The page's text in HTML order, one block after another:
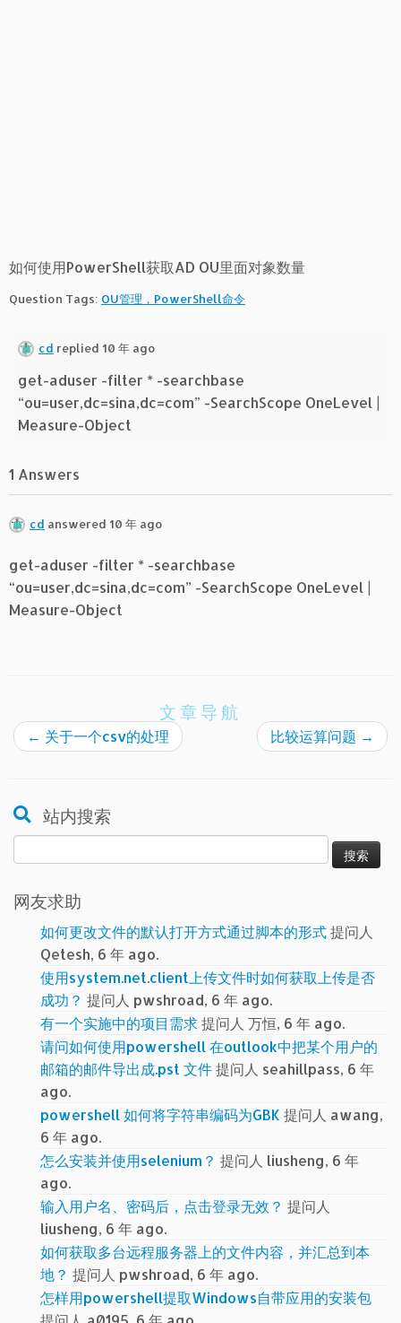
如何使用PowerShell获取AD OU里面对象数量
Question Tags: OU管理，PowerShell命令
cd replied 10 年 ago
get-aduser -filter * -searchbase
“ou=user,dc=sina,dc=com” -SearchScope OneLevel |
Measure-Object
1 Answers
cd answered 10 年 ago
get-aduser -filter * -searchbase
“ou=user,dc=sina,dc=com” -SearchScope OneLevel |
Measure-Object
文章导航
← 关于一个csv的处理 比较运算问题 →
站内搜索
索：
网友求助
如何更改文件的默认打开方式通过脚本的形式提问人
Qetesh, 6 年 ago.
使用system.net.client上传文件时如何获取上传是否
成功？ 提问人 pwshroad, 6 年 ago.
有一个实施中的项目需求提问人 万恒, 6 年 ago.
请问如何使用powershell 在outlook中把某个用户的
邮箱的邮件导出成.pst 文件提问人 seahillpass, 6 年
ago.
powershell 如何将字符串编码为GBK 提问人 awang,
6 年 ago.
怎么安装并使用selenium？ 提问人 liusheng, 6 年
ago.
输入用户名、密码后，点击登录无效？ 提问人
liusheng, 6 年 ago.
如何获取多台远程服务器上的文件内容，并汇总到本
地？ 提问人 pwshroad, 6 年 ago.
怎样用powershell提取Windows自带应用的安装包